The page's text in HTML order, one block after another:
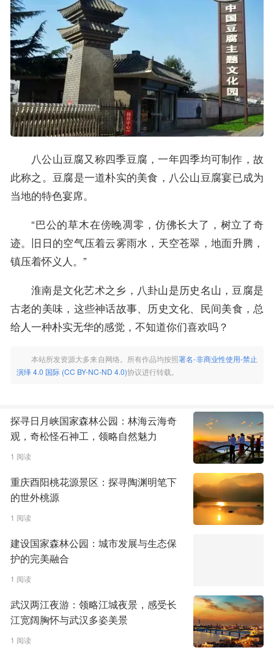
八公山豆腐又称四季豆腐，一年四季均可制作，故
此称之。豆腐是一道朴实的美食，八公山豆腐宴已成为
当地的特色宴席。
“巴公的草木在傍晚凋零，仿佛长大了，树立了奇
迹。旧日的空气压着云雾雨水，天空苍翠，地面升腾，
镇压着怀义人。”
淮南是文化艺术之乡，八卦山是历史名山，豆腐是
古老的美味，这些神话故事、历史文化、民间美食，总
给人一种朴实无华的感觉，不知道你们喜欢吗？
本站所发资源大多来自网络。所有作品均按照署名-非商业性使用-禁止
演绎 4.0 国际 (CC BY-NC-ND 4.0)协议进行转载。
探寻日月峡国家森林公园：林海云海奇
观，奇松怪石神工，领略自然魅力
1 阅读
重庆酉阳桃花源景区：探寻陶渊明笔下
的世外桃源
1 阅读
建设国家森林公园：城市发展与生态保
护的完美融合
1 阅读
武汉两江夜游：领略江城夜景，感受长
江宽阔胸怀与武汉多姿美景
1 阅读